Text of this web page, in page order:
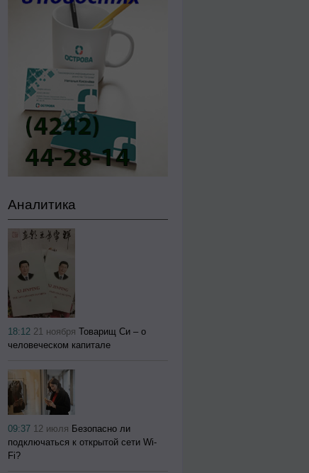
Аналитика
18:12 21 ноября Товарищ Си – о
человеческом капитале
09:37 12 июля Безопасно ли
подключаться к открытой сети Wi-
Fi?